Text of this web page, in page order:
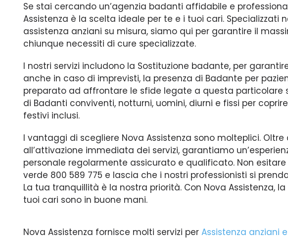
Se stai cercando un’agenzia badanti affidabile e
Assistenza è la scelta ideale per te e i tuoi cari. Specializzati
assistenza anziani su misura, siamo qui per garantire il
chiunque necessiti di cure specializzate.
I nostri servizi includono la Sostituzione badante, per
anche in caso di imprevisti, la presenza di Badante per
preparato ad affrontare le sfide legate a questa particolare
di Badanti conviventi, notturni, uomini, diurni e fissi per
festivi inclusi.
I vantaggi di scegliere Nova Assistenza sono molteplici.
all’attivazione immediata dei servizi, garantiamo
personale regolarmente assicurato e qualificato. Non
verde 800 589 775 e lascia che i nostri professionisti si
La tua tranquillità è la nostra priorità. Con Nova Assistenza,
tuoi cari sono in buone mani.
Nova Assistenza fornisce molti servizi perAssistenza anziani